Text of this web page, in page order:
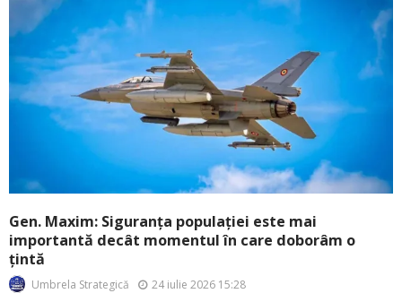
Gen. Maxim: Siguranța populației este mai
importantă decât momentul în care doborâm o
țintă
Umbrela Strategică 24 iulie 2026 15:28